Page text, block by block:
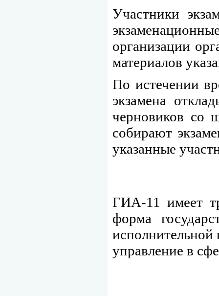
Участники
организации
материалов
По истечении
экзамена
черновиков со
собирают
указанные
ГИА-11 имеет
форма
исполнительной
управление в